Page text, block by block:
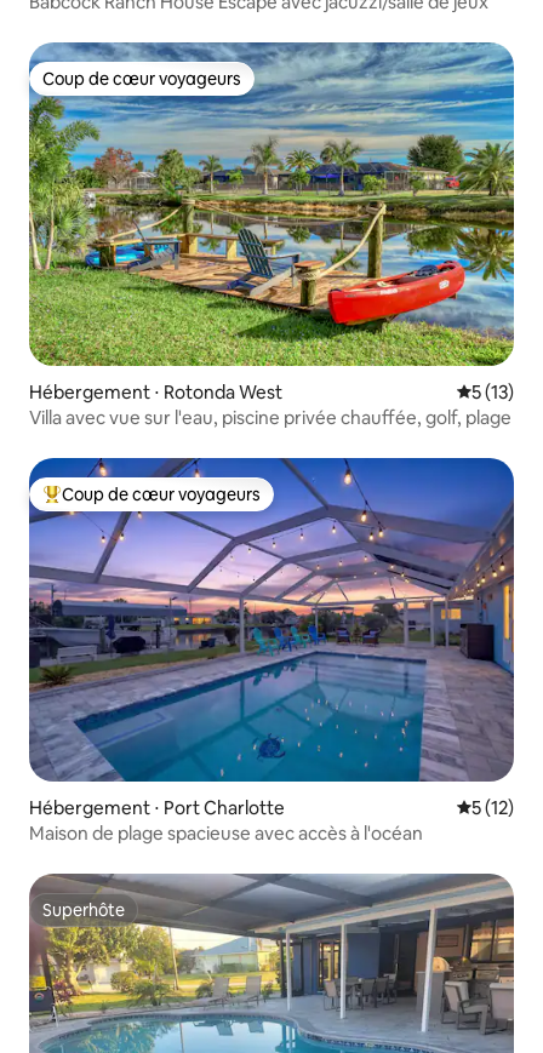
Coup de cœur voyageurs
Coup de cœur voyageurs
Hébergement ⋅ Rotonda West
5 (13)
Villa avec vue sur l'eau, piscine privée chauffée, golf, plage
Coups de cœur voyageurs les plus appréciés
Coup de cœur voyageurs
Hébergement ⋅ Port Charlotte
5 (12)
Maison de plage spacieuse avec accès à l'océan
Superhôte
Superhôte